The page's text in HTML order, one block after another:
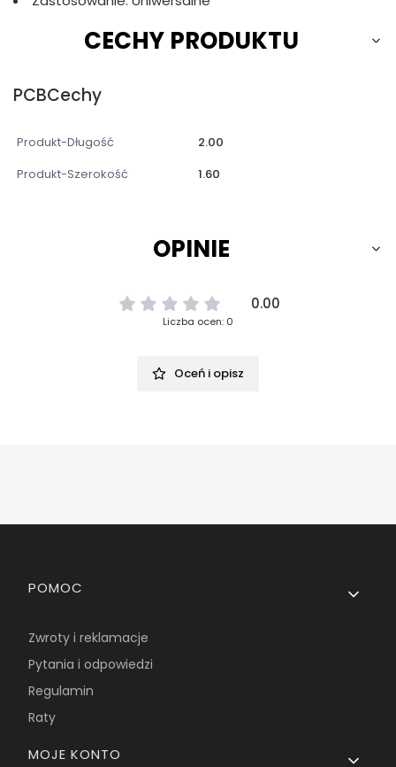
CECHY PRODUKTU
PCBCechy
Produkt-Długość
2.00
Produkt-Szerokość
1.60
OPINIE
0.00
Liczba ocen: 0
Oceń i opisz
Linki w stopce
POMOC
Zwroty i reklamacje
Pytania i odpowiedzi
Regulamin
Raty
MOJE KONTO